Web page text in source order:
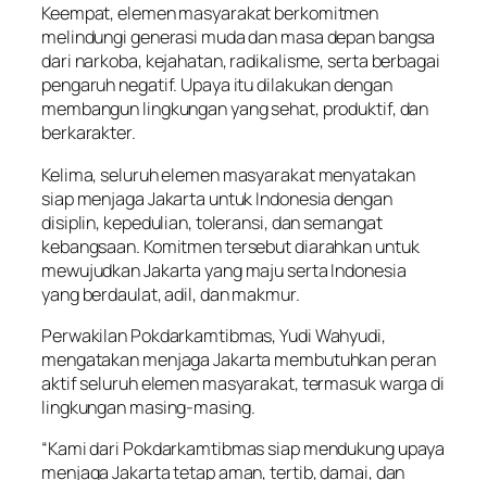
Keempat, elemen masyarakat berkomitmen
melindungi generasi muda dan masa depan bangsa
dari narkoba, kejahatan, radikalisme, serta berbagai
pengaruh negatif. Upaya itu dilakukan dengan
membangun lingkungan yang sehat, produktif, dan
berkarakter.
Kelima, seluruh elemen masyarakat menyatakan
siap menjaga Jakarta untuk Indonesia dengan
disiplin, kepedulian, toleransi, dan semangat
kebangsaan. Komitmen tersebut diarahkan untuk
mewujudkan Jakarta yang maju serta Indonesia
yang berdaulat, adil, dan makmur.
Perwakilan Pokdarkamtibmas, Yudi Wahyudi,
mengatakan menjaga Jakarta membutuhkan peran
aktif seluruh elemen masyarakat, termasuk warga di
lingkungan masing-masing.
“Kami dari Pokdarkamtibmas siap mendukung upaya
menjaga Jakarta tetap aman, tertib, damai, dan